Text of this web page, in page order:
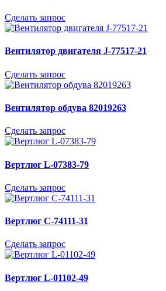
Сделать запрос
Вентилятор двигателя J-77517-21
Сделать запрос
Вентилятор обдува 82019263
Сделать запрос
Вертлюг L-07383-79
Сделать запрос
Вертлюг C-74111-31
Сделать запрос
Вертлюг L-01102-49